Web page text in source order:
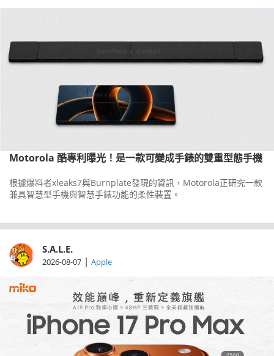
Motorola 酷專利曝光！是一款可變成手錶的雙重型態手機
根據爆料者xleaks7與Burnplate發現的資訊，Motorola正研究一款
兼具智慧型手機與智慧手錶功能的柔性裝置。
S.A.L.E.
2026-08-07 | Apple